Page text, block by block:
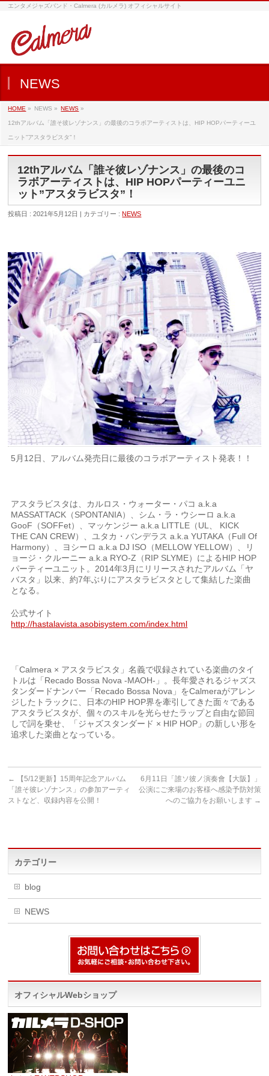
エンタメジャズバンド・Calmera (カルメラ) オフィシャルサイト
NEWS
HOME » NEWS » NEWS »
12thアルバム「誰そ彼レゾナンス」の最後のコラボアーティストは、HIP HOPパーティーユ
ニット”アスタラビスタ”！
12thアルバム「誰そ彼レゾナンス」の最後のコ
ラボアーティストは、HIP HOPパーティーユニ
ット”アスタラビスタ”！
投稿日 : 2021年5月12日 | カテゴリー :NEWS
5月12日、アルバム発売日に最後のコラボアーティスト発表！！
アスタラビスタは、カルロス・ウォーター・パコ a.k.a
MASSATTACK（SPONTANIA）、シム・ラ・ウシーロ a.k.a
GooF（SOFFet）、マッケンジー a.k.a LITTLE（UL、 KICK
THE CAN CREW）、ユタカ・バンデラス a.k.a YUTAKA（Full Of
Harmony）、ヨシーロ a.k.a DJ ISO（MELLOW YELLOW）、リ
ョージ・クルーニー a.k.a RYO-Z（RIP SLYME）によるHIP HOP
パーティーユニット。2014年3月にリリースされたアルバム「ヤ
バスタ」以来、約7年ぶりにアスタラビスタとして集結した楽曲
となる。
公式サイト
http://hastalavista.asobisystem.com/index.html
「Calmera × アスタラビスタ」名義で収録されている楽曲のタイ
トルは「Recado Bossa Nova -MAOH-」。長年愛されるジャズス
タンダードナンバー「Recado Bossa Nova」をCalmeraがアレン
ジしたトラックに、日本のHIP HOP界を牽引してきた面々である
アスタラビスタが、個々のスキルを光らせたラップと自由な節回
しで詞を乗せ、「ジャズスタンダード × HIP HOP」の新しい形を
追求した楽曲となっている。
←
【5/12更新】15周年記念アルバム
「誰そ彼レゾナンス」の参加アーティ
ストなど、収録内容を公開！
6月11日「誰ソ彼ノ演奏會【大阪】」
公演にご来場のお客様へ感染予防対策
へのご協力をお願いします →
カテゴリー
blog
NEWS
オフィシャルWebショップ